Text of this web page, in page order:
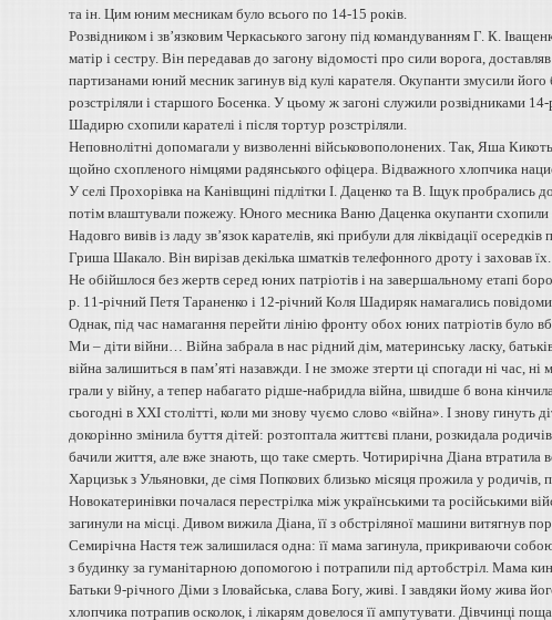
та ін. Цим юним месникам було всього по 14-15 років.
Розвідником і зв’язковим Черкаського загону під командуванням Г. К.
матір і сестру. Він передавав до загону відомості про сили ворога,
партизанами юний месник загинув від кулі карателя. Окупанти змусили
розстріляли і старшого Босенка. У цьому ж загоні служили розвідниками
Шадирю схопили карателі і після тортур розстріляли.
Неповнолітні допомагали у визволенні військовополонених. Так, Яша
щойно схопленого німцями радянського офіцера. Відважного хлопчика
У селі Прохорівка на Канівщині підлітки І. Даценко та В. Іщук пробрались
потім влаштували пожежу. Юного месника Ваню Даценка окупанти схопили
Надовго вивів із ладу зв’язок карателів, які прибули для ліквідації
Гриша Шакало. Він вирізав декілька шматків телефонного дроту і заховав їх.
Не обійшлося без жертв серед юних патріотів і на завершальному етапі
р. 11-річний Петя Тараненко і 12-річний Коля Шадиряк намагались
Однак, під час намагання перейти лінію фронту обох юних патріотів було
Ми – діти війни… Війна забрала в нас рідний дім, материнську ласку,
війна залишиться в пам’яті назавжди. І не зможе зтерти ці спогади ні
грали у війну, а тепер набагато рідше-набридла війна, швидше б вона
сьогодні в ХХІ столітті, коли ми знову чуємо слово «війна». І знову гинуть
докорінно змінила буття дітей: розтоптала життєві плани, розкидала
бачили життя, але вже знають, що таке смерть. Чотирирічна Діана втратила
Харцизьк з Ульяновки, де сімя Попкових близько місяця прожила у родичів,
Новокатеринівки почалася перестрілка між українськими та російськими
загинули на місці. Дивом вижила Діана, її з обстріляної машини витягнув
Семирічна Настя теж залишилася одна: її мама загинула, прикриваючи
з будинку за гуманітарною допомогою і потрапили під артобстріл. Мама
Батьки 9-річного Діми з Іловайська, слава Богу, живі. І завдяки йому жива
хлопчика потрапив осколок, і лікарям довелося її ампутувати. Дівчинці